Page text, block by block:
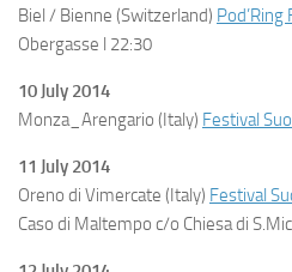
Biel / Bienne (Switzerland) Pod’Ring
Obergasse l 22:30
10 July 2014
Monza_Arengario (Italy) Festival
11 July 2014
Oreno di Vimercate (Italy) Festival
Caso di Maltempo c/o Chiesa di